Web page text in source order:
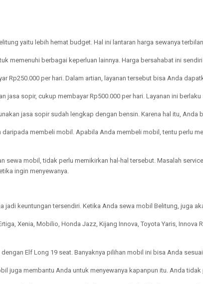
yaitu lebih hemat budget. Hal ini lantaran harga sewanya
memenuhi berbagai keperluan lainnya. Harga bersahabat ini
Rp250.000 per hari. Dalam artian, layanan tersebut bisa Anda
jasa sopir, cukup membayar Rp500.000 per hari. Layanan ini berlaku
jasa sopir sudah lengkap dengan bensin. Karena hal itu, Anda
membeli mobil. Apabila Anda membeli mobil, tentu perlu
sewa mobil, tidak perlu memikirkan hal-hal tersebut. Masalah
ingin menyewanya.
jadi keuntungan tersendiri. Ketika Anda sewa mobil Belitung, juga
Xenia, Mobilio, Honda Jazz, Kijang Innova, Toyota Yaris, Innova
Elf Long 19 seat. Banyaknya pilihan mobil ini bisa Anda
juga membantu Anda untuk menyewanya kapanpun itu. Anda